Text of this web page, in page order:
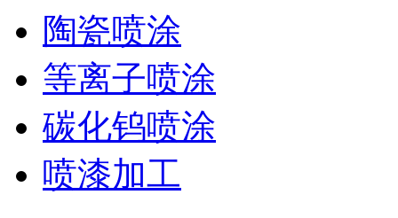
陶瓷喷涂
等离子喷涂
碳化钨喷涂
喷漆加工